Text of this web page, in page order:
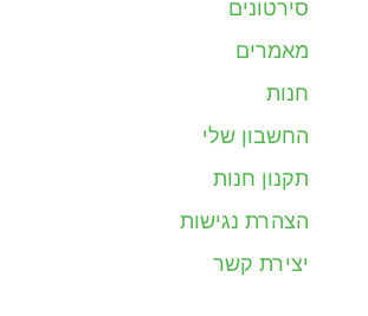
סירטונים
מאמרים
חנות
החשבון שלי
תקנון חנות
הצהרת נגישות
יצירת קשר